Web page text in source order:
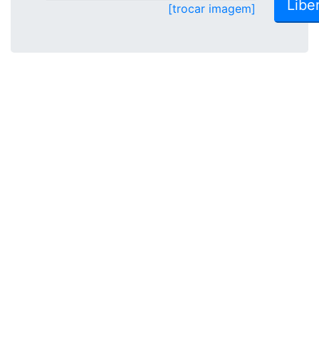
[trocar imagem]